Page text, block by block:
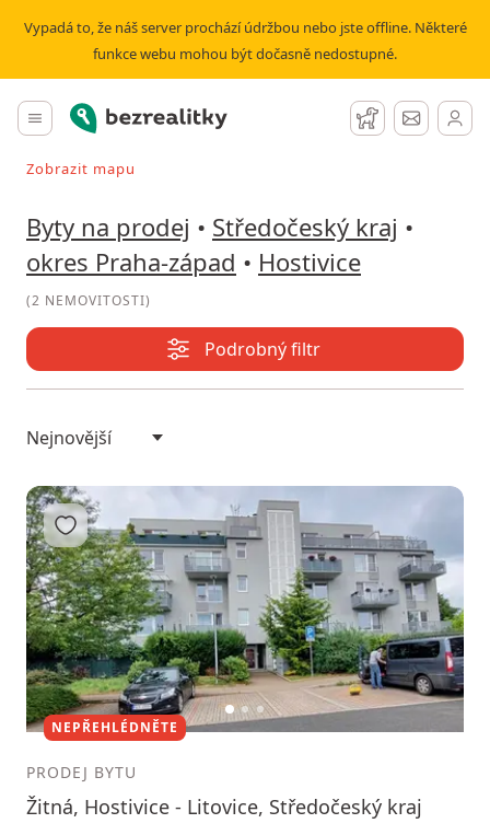
Vypadá to, že náš server prochází údržbou nebo jste offline. Některé
funkce webu mohou být dočasně nedostupné.
Hlavní menu
Bezrealitky Hlídací pes
Zprávy
Vyhledávat při pohybu v mapě
Zobrazit mapu
Byty na prodej • Středočeský kraj •
okres Praha-západ • Hostivice
(2 NEMOVITOSTI)
Podrobný filtr
12 3
Přidat do oblíbených
NEPŘEHLÉDNĚTE
PRODEJ BYTU
Žitná, Hostivice - Litovice, Středočeský kraj